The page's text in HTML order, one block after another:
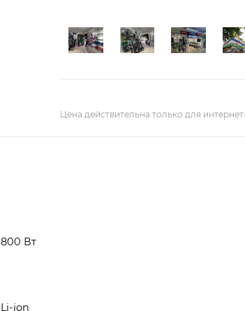
Цена действительна только для
800 Вт
Li-ion